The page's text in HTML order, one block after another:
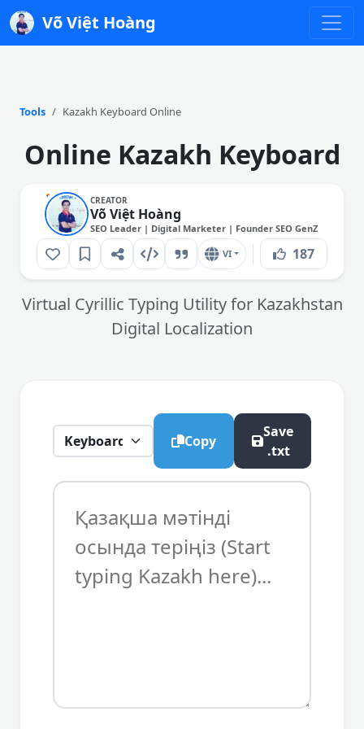
Võ Việt Hoàng
Tools Kazakh Keyboard Online
Online Kazakh Keyboard
CREATOR
Võ Việt Hoàng
SEO Leader | Digital Marketer | Founder SEO GenZ
VI 187
Virtual Cyrillic Typing Utility for Kazakhstan
Digital Localization
Copy
Save
.txt